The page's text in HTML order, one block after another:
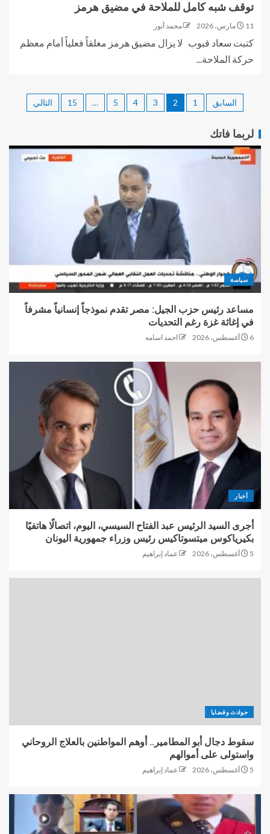
توقف شبه كامل للملاحة في مضيق هرمز
11 مارس، 2026 محمد أنور
كتبت سعاد قبوب لا يزال مضيق هرمز مغلقاً فعلياً أمام معظم
حركة الملاحة...
السابق 1
2
3
4
5
…
15 التالي
لربما فاتك
سياسة
مساعد رئيس حزب الجيل: مصر تقدم نموذجاً إنسانياً مشرفاً
في إغاثة غزة رغم التحديات
6 أغسطس، 2026 احمد اسامه
أخبار
أجرى السيد الرئيس عبد الفتاح السيسي، اليوم، اتصالًا هاتفيًا
بكيرياكوس ميتسوتاكيس رئيس وزراء جمهورية اليونان
5 أغسطس، 2026 عماد إبراهيم
حوادث وقضايا
سقوط دجال أبو المطامير.. أوهم المواطنين بالعلاج الروحاني
واستولى على أموالهم
5 أغسطس، 2026 عماد إبراهيم